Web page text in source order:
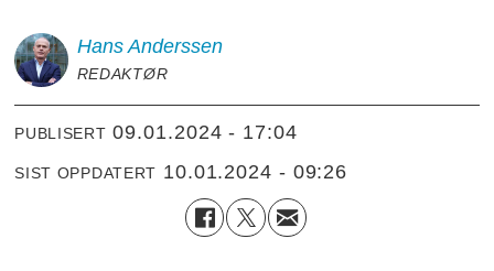
Hans Anderssen
REDAKTØR
PUBLISERT 09.01.2024 - 17:04
SIST OPPDATERT 10.01.2024 - 09:26